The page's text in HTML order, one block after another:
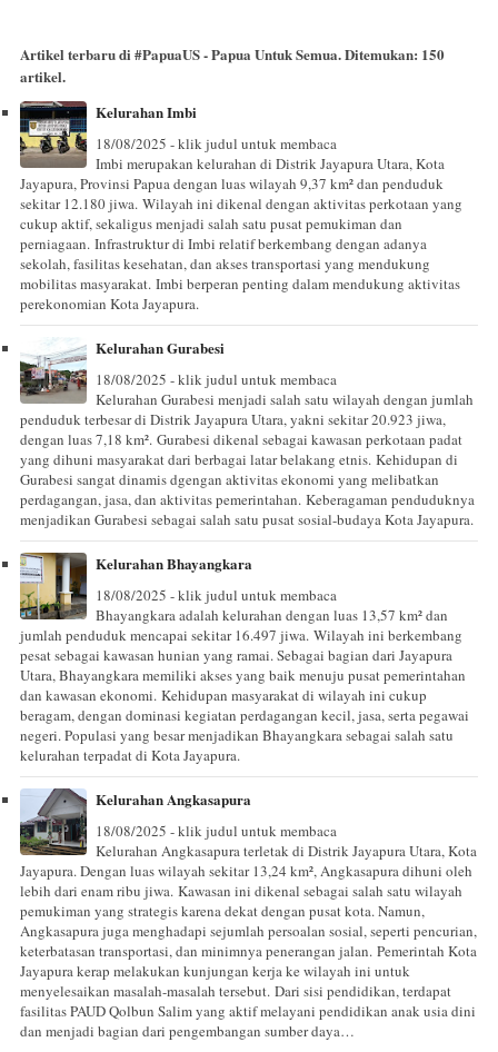
Artikel terbaru di #PapuaUS - Papua Untuk Semua. Ditemukan: 150
artikel.
Kelurahan Imbi
18/08/2025 - klik judul untuk membaca
Imbi merupakan kelurahan di Distrik Jayapura Utara, Kota
Jayapura, Provinsi Papua dengan luas wilayah 9,37 km² dan penduduk
sekitar 12.180 jiwa. Wilayah ini dikenal dengan aktivitas perkotaan yang
cukup aktif, sekaligus menjadi salah satu pusat pemukiman dan
perniagaan. Infrastruktur di Imbi relatif berkembang dengan adanya
sekolah, fasilitas kesehatan, dan akses transportasi yang mendukung
mobilitas masyarakat. Imbi berperan penting dalam mendukung aktivitas
perekonomian Kota Jayapura.
Kelurahan Gurabesi
18/08/2025 - klik judul untuk membaca
Kelurahan Gurabesi menjadi salah satu wilayah dengan jumlah
penduduk terbesar di Distrik Jayapura Utara, yakni sekitar 20.923 jiwa,
dengan luas 7,18 km². Gurabesi dikenal sebagai kawasan perkotaan padat
yang dihuni masyarakat dari berbagai latar belakang etnis. Kehidupan di
Gurabesi sangat dinamis dgengan aktivitas ekonomi yang melibatkan
perdagangan, jasa, dan aktivitas pemerintahan. Keberagaman penduduknya
menjadikan Gurabesi sebagai salah satu pusat sosial-budaya Kota Jayapura.
Kelurahan Bhayangkara
18/08/2025 - klik judul untuk membaca
Bhayangkara adalah kelurahan dengan luas 13,57 km² dan
jumlah penduduk mencapai sekitar 16.497 jiwa. Wilayah ini berkembang
pesat sebagai kawasan hunian yang ramai. Sebagai bagian dari Jayapura
Utara, Bhayangkara memiliki akses yang baik menuju pusat pemerintahan
dan kawasan ekonomi. Kehidupan masyarakat di wilayah ini cukup
beragam, dengan dominasi kegiatan perdagangan kecil, jasa, serta pegawai
negeri. Populasi yang besar menjadikan Bhayangkara sebagai salah satu
kelurahan terpadat di Kota Jayapura.
Kelurahan Angkasapura
18/08/2025 - klik judul untuk membaca
Kelurahan Angkasapura terletak di Distrik Jayapura Utara, Kota
Jayapura. Dengan luas wilayah sekitar 13,24 km², Angkasapura dihuni oleh
lebih dari enam ribu jiwa. Kawasan ini dikenal sebagai salah satu wilayah
pemukiman yang strategis karena dekat dengan pusat kota. Namun,
Angkasapura juga menghadapi sejumlah persoalan sosial, seperti pencurian,
keterbatasan transportasi, dan minimnya penerangan jalan. Pemerintah Kota
Jayapura kerap melakukan kunjungan kerja ke wilayah ini untuk
menyelesaikan masalah-masalah tersebut. Dari sisi pendidikan, terdapat
fasilitas PAUD Qolbun Salim yang aktif melayani pendidikan anak usia dini
dan menjadi bagian dari pengembangan sumber daya…